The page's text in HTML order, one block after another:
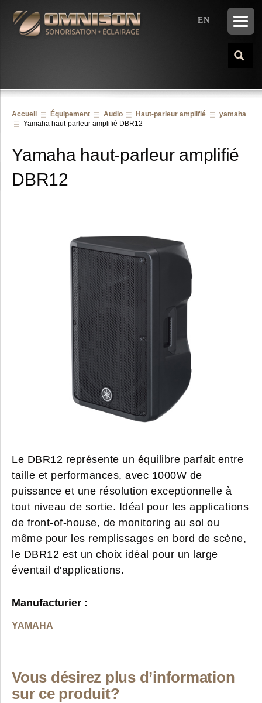
EN
Accueil Équipement Audio Haut-parleur amplifié
yamaha
Yamaha haut-parleur amplifié DBR12
Yamaha haut-parleur amplifié
DBR12
Le DBR12 représente un équilibre parfait entre
taille et performances, avec 1000W de
puissance et une résolution exceptionnelle à
tout niveau de sortie. Idéal pour les applications
de front-of-house, de monitoring au sol ou
même pour les remplissages en bord de scène,
le DBR12 est un choix idéal pour un large
éventail d'applications.
Manufacturier :
YAMAHA
Vous désirez plus d’information
sur ce produit?